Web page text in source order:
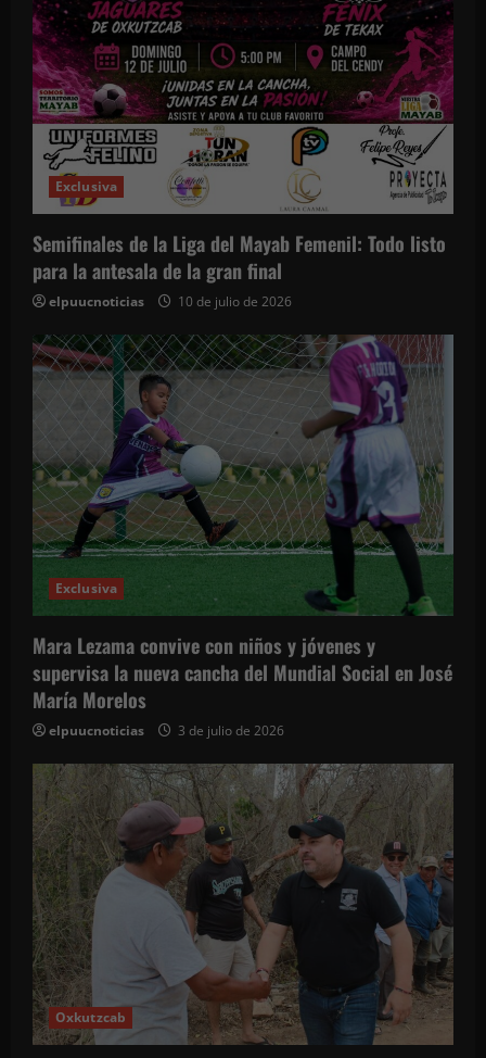
e
n
t
a
d
a
s
Exclusiva
Semifinales de la Liga del Mayab Femenil: Todo listo
para la antesala de la gran final
elpuucnoticias 10 de julio de 2026
Exclusiva
Mara Lezama convive con niños y jóvenes y
supervisa la nueva cancha del Mundial Social en José
María Morelos
elpuucnoticias 3 de julio de 2026
Oxkutzcab